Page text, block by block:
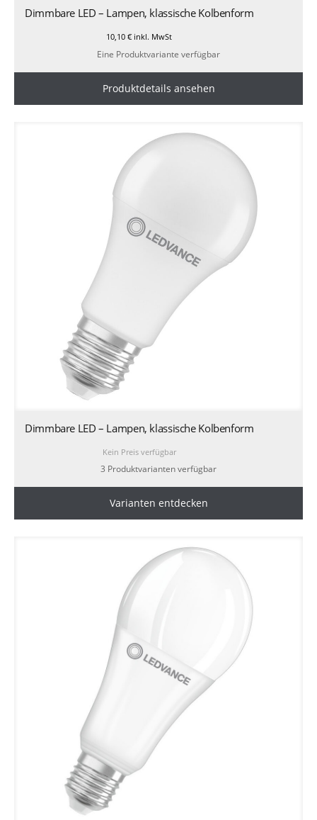
Dimmbare LED – Lampen, klassische Kolbenform
10,10€ inkl. MwSt
Eine Produktvariante verfügbar
Produktdetails ansehen
Dimmbare LED – Lampen, klassische Kolbenform
Kein Preis verfügbar
3 Produktvarianten verfügbar
Varianten entdecken